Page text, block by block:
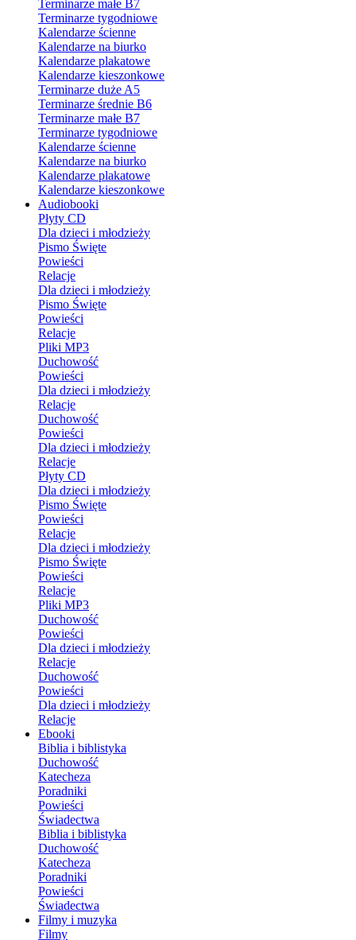
Terminarze małe B7
Terminarze tygodniowe
Kalendarze ścienne
Kalendarze na biurko
Kalendarze plakatowe
Kalendarze kieszonkowe
Terminarze duże A5
Terminarze średnie B6
Terminarze małe B7
Terminarze tygodniowe
Kalendarze ścienne
Kalendarze na biurko
Kalendarze plakatowe
Kalendarze kieszonkowe
Audiobooki
Płyty CD
Dla dzieci i młodzieży
Pismo Święte
Powieści
Relacje
Dla dzieci i młodzieży
Pismo Święte
Powieści
Relacje
Pliki MP3
Duchowość
Powieści
Dla dzieci i młodzieży
Relacje
Duchowość
Powieści
Dla dzieci i młodzieży
Relacje
Płyty CD
Dla dzieci i młodzieży
Pismo Święte
Powieści
Relacje
Dla dzieci i młodzieży
Pismo Święte
Powieści
Relacje
Pliki MP3
Duchowość
Powieści
Dla dzieci i młodzieży
Relacje
Duchowość
Powieści
Dla dzieci i młodzieży
Relacje
Ebooki
Biblia i biblistyka
Duchowość
Katecheza
Poradniki
Powieści
Świadectwa
Biblia i biblistyka
Duchowość
Katecheza
Poradniki
Powieści
Świadectwa
Filmy i muzyka
Filmy